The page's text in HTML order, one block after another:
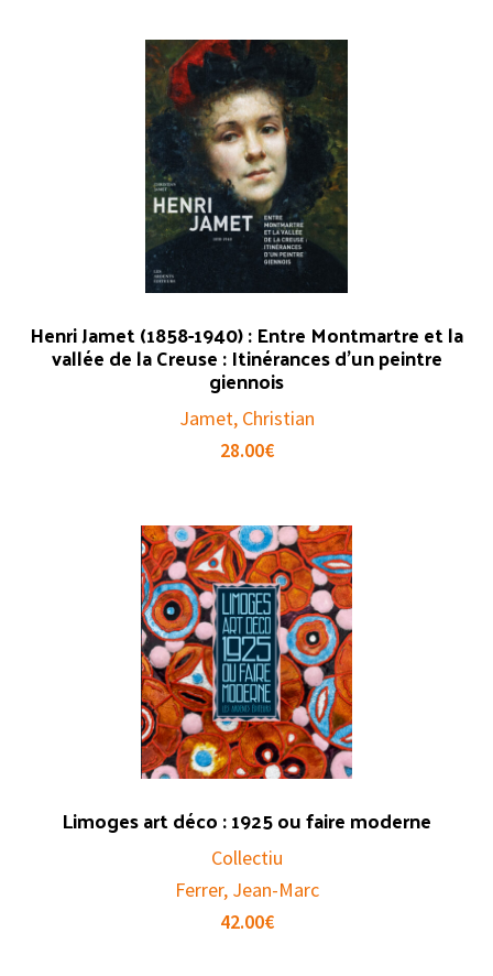
Henri Jamet (1858-1940) : Entre Montmartre et la
vallée de la Creuse : Itinérances d’un peintre
giennois
Jamet, Christian
28.00€
Limoges art déco : 1925 ou faire moderne
Collectiu
Ferrer, Jean-Marc
42.00€